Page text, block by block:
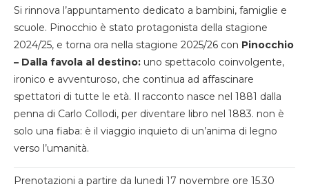
Si rinnova l’appuntamento dedicato a bambini, famiglie e
scuole. Pinocchio è stato protagonista della stagione
2024/25, e torna ora nella stagione 2025/26 con Pinocchio
– Dalla favola al destino: uno spettacolo coinvolgente,
ironico e avventuroso, che continua ad affascinare
spettatori di tutte le età. Il racconto nasce nel 1881 dalla
penna di Carlo Collodi, per diventare libro nel 1883. non è
solo una fiaba: è il viaggio inquieto di un’anima di legno
verso l’umanità.
Prenotazioni a partire da lunedi 17 novembre ore 15.30